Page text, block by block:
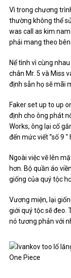
Vì trong chương
thường không thể
was call as kim
phải mang theo bên
Nể tình vì cùng
chân Mr. 5 và Miss
định sẵn họ sẽ mãi
Faker set up to up
định cho ông phát
Works, ông lại cố
đến mức viết ”số 9
Ngoài việc vẽ lên
hơn. Bộ quần áo
giống của quý tộc
Vương miện, lại
giới quý tộc sẽ đeo.
nó tương phản với